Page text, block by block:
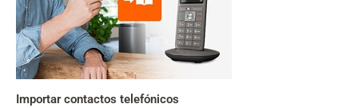
Importar contactos telefónicos